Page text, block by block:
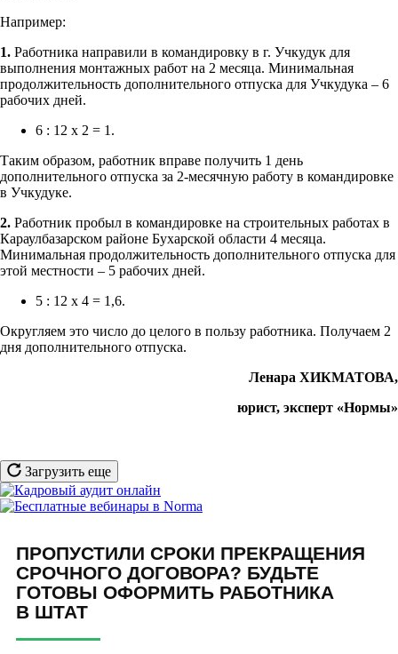
Например:
1. Работника направили в командировку в г. Учкудук для
выполнения монтажных работ на 2 месяца. Минимальная
продолжительность дополнительного отпуска для Учкудука – 6
рабочих дней.
6 : 12 х 2 = 1.
Таким образом, работник вправе получить 1 день
дополнительного отпуска за 2-месячную работу в командировке
в Учкудуке.
2. Работник пробыл в командировке на строительных работах в
Караулбазарском районе Бухарской области 4 месяца.
Минимальная продолжительность дополнительного отпуска для
этой местности – 5 рабочих дней.
5 : 12 х 4 = 1,6.
Округляем это число до целого в пользу работника. Получаем 2
дня дополнительного отпуска.
Ленара ХИКМАТОВА,
юрист, эксперт «Нормы»
Загрузить еще
ПРОПУСТИЛИ СРОКИ ПРЕКРАЩЕНИЯ
СРОЧНОГО ДОГОВОРА? БУДЬТЕ
ГОТОВЫ ОФОРМИТЬ РАБОТНИКА
В ШТАТ